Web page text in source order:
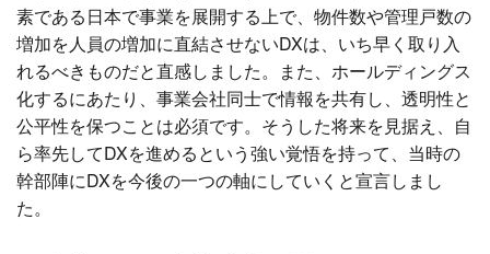
素である日本で事業を展開する上で、物件数や管理戸数の
増加を人員の増加に直結させないDXは、いち早く取り入
れるべきものだと直感しました。また、ホールディングス
化するにあたり、事業会社同士で情報を共有し、透明性と
公平性を保つことは必須です。そうした将来を見据え、自
ら率先してDXを進めるという強い覚悟を持って、当時の
幹部陣にDXを今後の一つの軸にしていくと宣言しまし
た。